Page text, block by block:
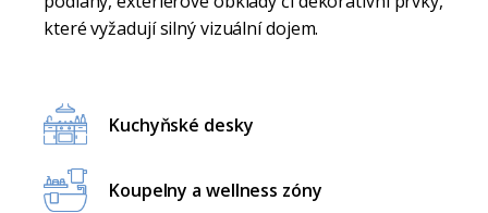
které vyžadují silný vizuální dojem.
Kuchyňské desky
Koupelny a wellness zóny